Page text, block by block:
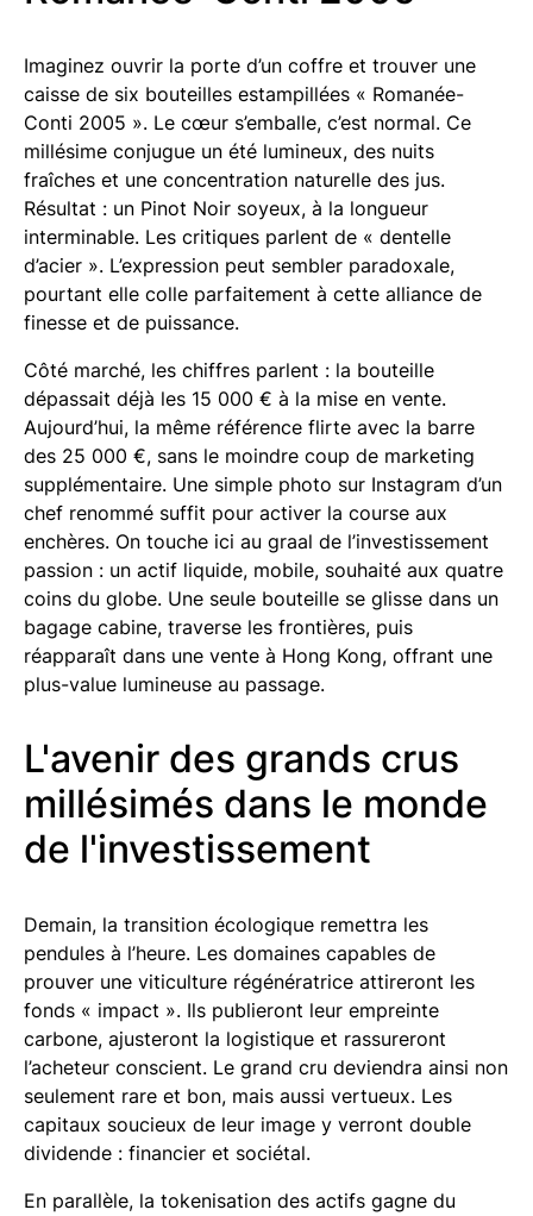
Imaginez ouvrir la porte d’un coffre et trouver une
caisse de six bouteilles estampillées « Romanée-
Conti 2005 ». Le cœur s’emballe, c’est normal. Ce
millésime conjugue un été lumineux, des nuits
fraîches et une concentration naturelle des jus.
Résultat : un Pinot Noir soyeux, à la longueur
interminable. Les critiques parlent de « dentelle
d’acier ». L’expression peut sembler paradoxale,
pourtant elle colle parfaitement à cette alliance de
finesse et de puissance.
Côté marché, les chiffres parlent : la bouteille
dépassait déjà les 15 000 € à la mise en vente.
Aujourd’hui, la même référence flirte avec la barre
des 25 000 €, sans le moindre coup de marketing
supplémentaire. Une simple photo sur Instagram d’un
chef renommé suffit pour activer la course aux
enchères. On touche ici au graal de l’investissement
passion : un actif liquide, mobile, souhaité aux quatre
coins du globe. Une seule bouteille se glisse dans un
bagage cabine, traverse les frontières, puis
réapparaît dans une vente à Hong Kong, offrant une
plus-value lumineuse au passage.
L'avenir des grands crus
millésimés dans le monde
de l'investissement
Demain, la transition écologique remettra les
pendules à l’heure. Les domaines capables de
prouver une viticulture régénératrice attireront les
fonds « impact ». Ils publieront leur empreinte
carbone, ajusteront la logistique et rassureront
l’acheteur conscient. Le grand cru deviendra ainsi non
seulement rare et bon, mais aussi vertueux. Les
capitaux soucieux de leur image y verront double
dividende : financier et sociétal.
En parallèle, la tokenisation des actifs gagne du